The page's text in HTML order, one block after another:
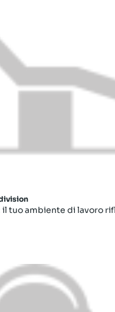
tuo ambiente di lavoro